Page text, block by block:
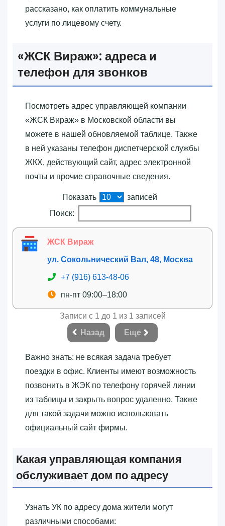
рассказано, как оплатить коммунальные
услуги по лицевому счету.
«‎ЖСК Вираж»‎: адреса и
телефон для звонков
Посмотреть адрес управляющей компании
«‎ЖСК Вираж»‎ в Московской области вы
можете в нашей обновляемой таблице. Также
в ней указаны телефон диспетчерской службы
ЖКХ, действующий сайт, адрес электронной
почты и прочие справочные сведения.
Показать
записей
Поиск:
ЖСК Вираж
ул. Сокольнический Вал, 48, Москва
+7 (916) 613-48-06
пн-пт 09:00–18:00
Записи с 1 до 1 из 1 записей
Назад
Еще
Важно знать: не всякая задача требует
поездки в офис. Клиенты имеют возможность
позвонить в ЖЭК по телефону горячей линии
из таблицы и закрыть вопрос удаленно. Также
для такой задачи можно использовать
официальный сайт фирмы.
Какая управляющая компания
обслуживает дом по адресу
Узнать УК по адресу дома жители могут
различными способами: